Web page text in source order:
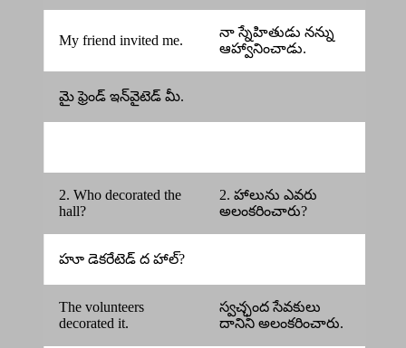
My friend invited me.
నా స్నేహితుడు నన్ను
ఆహ్వానించాడు.
మై ఫ్రెండ్ ఇన్‌వైటెడ్ మీ.
2. Who decorated the
hall?
2. హాలును ఎవరు
అలంకరించారు?
హూ డెకరేటెడ్ ద హాల్?
The volunteers
decorated it.
స్వచ్ఛంద సేవకులు
దానిని అలంకరించారు.